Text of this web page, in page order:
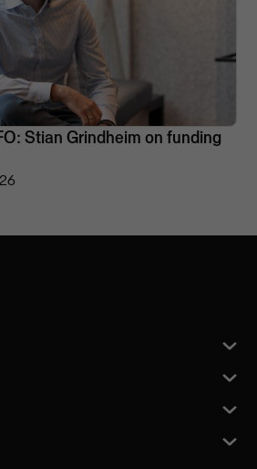
Stian Grindheim on funding